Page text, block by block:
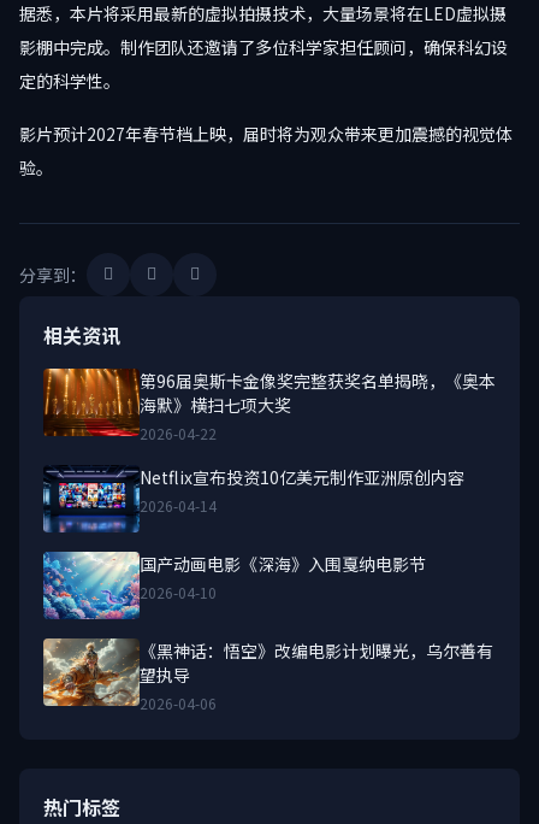
据悉，本片将采用最新的虚拟拍摄技术，大量场景将在LED虚拟摄
影棚中完成。制作团队还邀请了多位科学家担任顾问，确保科幻设
定的科学性。
影片预计2027年春节档上映，届时将为观众带来更加震撼的视觉体
验。
分享到：
相关资讯
第96届奥斯卡金像奖完整获奖名单揭晓，《奥本
海默》横扫七项大奖
2026-04-22
Netflix宣布投资10亿美元制作亚洲原创内容
2026-04-14
国产动画电影《深海》入围戛纳电影节
2026-04-10
《黑神话：悟空》改编电影计划曝光，乌尔善有
望执导
2026-04-06
热门标签